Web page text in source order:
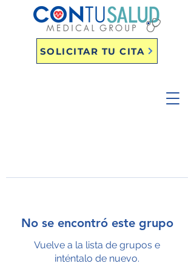
SOLICITAR TU CITA
No se encontró este grupo
Vuelve a la lista de grupos e
inténtalo de nuevo.